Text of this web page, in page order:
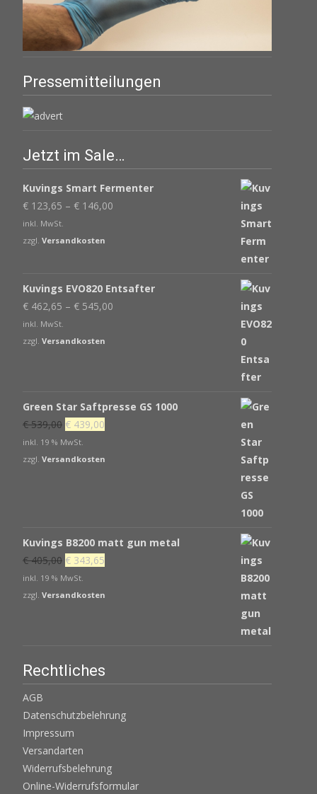
Pressemitteilungen
Jetzt im Sale…
Kuvings Smart Fermenter
€ 123,65 – € 146,00
inkl. MwSt.
zzgl. Versandkosten
Kuvings EVO820 Entsafter
€ 462,65 – € 545,00
inkl. MwSt.
zzgl. Versandkosten
Green Star Saftpresse GS 1000
€539,00 Ursprünglicher
Preis
war:
€ 439,00
ist:
inkl. 19 % MwSt.
zzgl. Versandkosten
Kuvings B8200 matt gun metal
€405,00 Ursprünglicher
Preis
war:
€ 343,65
ist:
inkl. 19 % MwSt.
zzgl. Versandkosten
Rechtliches
AGB
Datenschutzbelehrung
Impressum
Versandarten
Widerrufsbelehrung
Online-Widerrufsformular